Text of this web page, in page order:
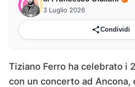
3 Luglio 2026
Condividi
Tiziano Ferro ha celebrato i
con un concerto ad